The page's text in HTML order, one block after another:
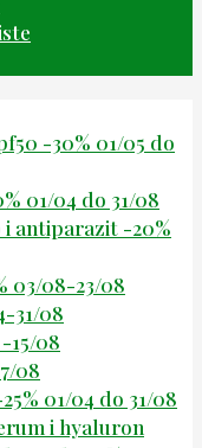
-30% 01/05 do
01/04 do 31/08
antiparazit -20%
03/08-23/08
31/08
15/08
08
01/04 do 31/08
i hyaluron